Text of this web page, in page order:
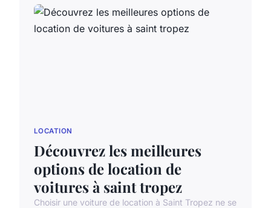
LOCATION
Découvrez les meilleures
options de location de
voitures à saint tropez
Choisir une voiture de location à Saint Tropez ne se